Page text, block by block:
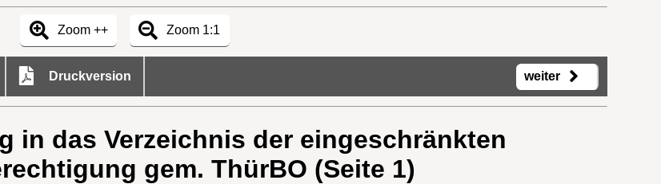
Zoom ++ Zoom 1:1
Druckversion weiter
in das Verzeichnis der eingeschränkten
gem. ThürBO (Seite 1)